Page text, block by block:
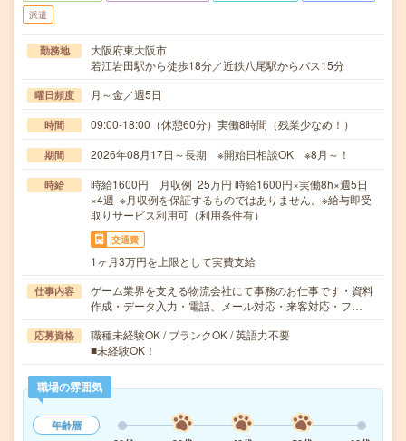
派遣
勤務地
大阪府東大阪市
若江岩田駅から徒歩18分／近鉄八尾駅からバス15分
曜日頻度 月～金／週5日
時間 09:00-18:00（休憩60分）実働8時間（残業少なめ！）
期間 2026年08月17日～長期 ※開始日相談OK ※8月～！
時給
時給1600円 月収例 25万円 時給1600円×実働8h×週5日
×4週 ※月収例を保証するものではありません。※給与即受
取りサービス利用可（利用条件有）
交通費
1ヶ月3万円を上限として実費支給
仕事内容
ゲーム業界を支える物流会社にて事務のお仕事です・資料
作成・データ入力・電話、メール対応・来客対応・フ…
応募資格
職種未経験OK / ブランクOK / 英語力不要
■未経験OK！
職場の雰囲気
年齢層